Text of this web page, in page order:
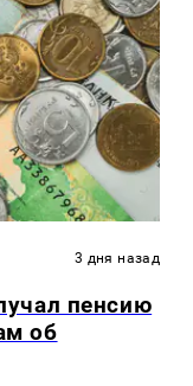
3 дня назад
пенсию
об